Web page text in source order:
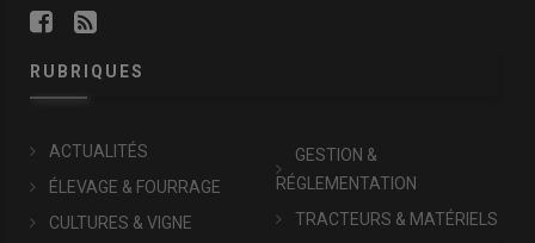
RUBRIQUES
ACTUALITÉS
ÉLEVAGE & FOURRAGE
CULTURES & VIGNE
GESTION &
RÉGLEMENTATION
TRACTEURS & MATÉRIELS